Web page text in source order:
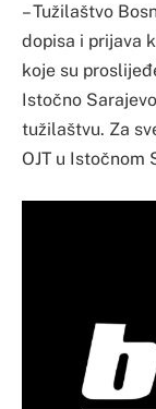
– Tužilaštvo
dopisa i prijava
koje su
Istočno
tužilaštvu. Za
OJT u Istočnom